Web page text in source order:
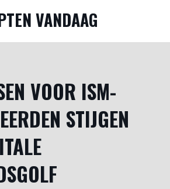
VANDAAG
VOOR ISM-
STIJGEN